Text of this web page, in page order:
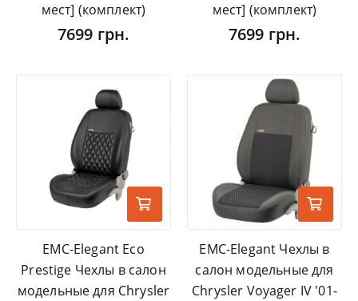
мест] (комплект)
7699 грн.
мест] (комплект)
7699 грн.
EMC-Elegant Eco
Prestige Чехлы в салон
модельные для Chrysler
EMC-Elegant Чехлы в
салон модельные для
Chrysler Voyager IV '01-